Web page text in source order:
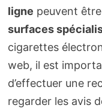
ligne peuvent
surfaces
cigarettes
web, il est
d’effectuer une
regarder les avis